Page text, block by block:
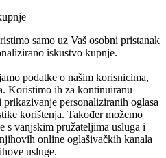
samo uz Vaš osobni pristanak
iskustvo kupnje.
podatke o našim korisnicima,
Koristimo ih za kontinuiranu
personaliziranih oglasa
korištenja. Također možemo
s vanjskim pružateljima usluga i
online oglašivačkih kanala
usluge.